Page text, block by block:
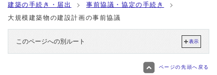
建築の手続き・届出
事前協議・協定の手続き
大規模建築物の建設計画の事前協議
このページへの別ルート 表示
ページの先頭へ戻る